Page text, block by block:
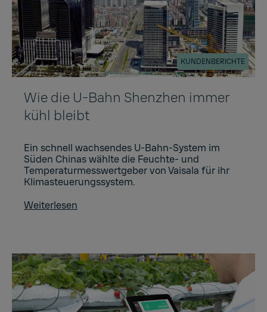
KUNDENBERICHTE
Wie die U-Bahn Shenzhen immer
kühl bleibt
Ein schnell wachsendes U-Bahn-System im
Süden Chinas wählte die Feuchte- und
Temperaturmesswertgeber von Vaisala für ihr
Klimasteuerungssystem.
Weiterlesen